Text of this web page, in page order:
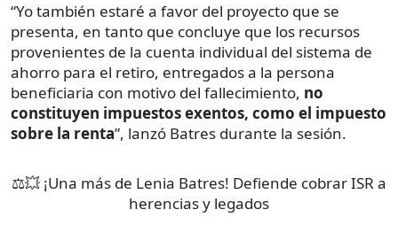
“Yo también estaré a favor del proyecto que se
presenta, en tanto que concluye que los recursos
provenientes de la cuenta individual del sistema de
ahorro para el retiro, entregados a la persona
beneficiaria con motivo del fallecimiento, no
constituyen impuestos exentos, como el impuesto
sobre la renta”, lanzó Batres durante la sesión.
⚖️💥 ¡Una más de Lenia Batres! Defiende cobrar ISR a
herencias y legados